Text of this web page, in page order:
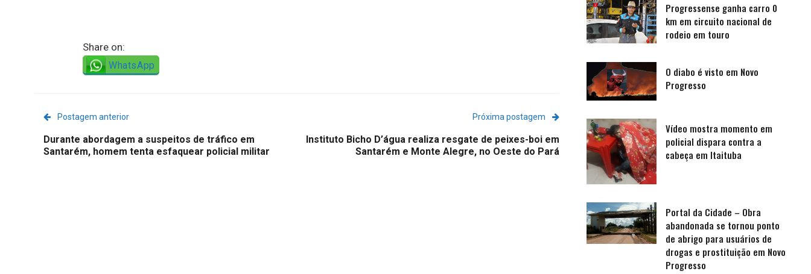
Share on:
WhatsApp
Postagem anterior
Durante abordagem a suspeitos de tráfico em
Santarém, homem tenta esfaquear policial militar
Próxima postagem
Instituto Bicho D’água realiza resgate de peixes-boi em
Santarém e Monte Alegre, no Oeste do Pará
Progressense ganha carro 0
km em circuito nacional de
rodeio em touro
O diabo é visto em Novo
Progresso
Vídeo mostra momento em
policial dispara contra a
cabeça em Itaituba
Portal da Cidade – Obra
abandonada se tornou ponto
de abrigo para usuários de
drogas e prostituição em Novo
Progresso